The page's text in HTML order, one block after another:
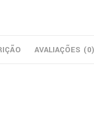
AVALIAÇÕES (0)